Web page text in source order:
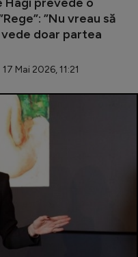
”Nu vreau să
doar partea
Mai 2026, 11:21